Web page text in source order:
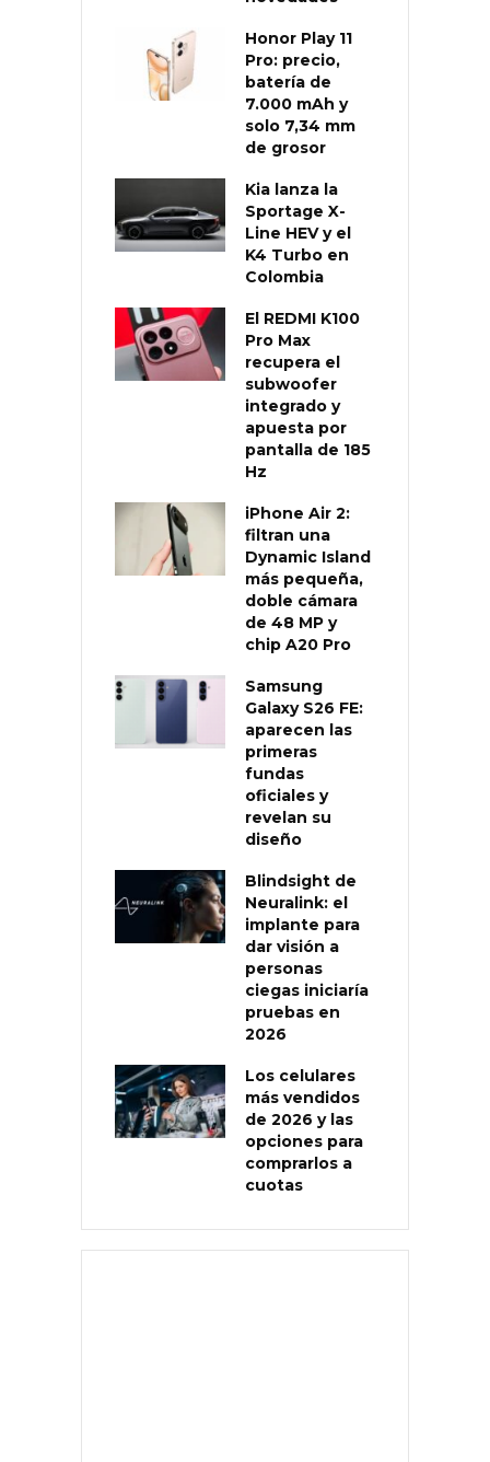
Honor Play 11
Pro: precio,
batería de
7.000 mAh y
solo 7,34 mm
de grosor
Kia lanza la
Sportage X-
Line HEV y el
K4 Turbo en
Colombia
El REDMI K100
Pro Max
recupera el
subwoofer
integrado y
apuesta por
pantalla de 185
Hz
iPhone Air 2:
filtran una
Dynamic Island
más pequeña,
doble cámara
de 48 MP y
chip A20 Pro
Samsung
Galaxy S26 FE:
aparecen las
primeras
fundas
oficiales y
revelan su
diseño
Blindsight de
Neuralink: el
implante para
dar visión a
personas
ciegas iniciaría
pruebas en
2026
Los celulares
más vendidos
de 2026 y las
opciones para
comprarlos a
cuotas